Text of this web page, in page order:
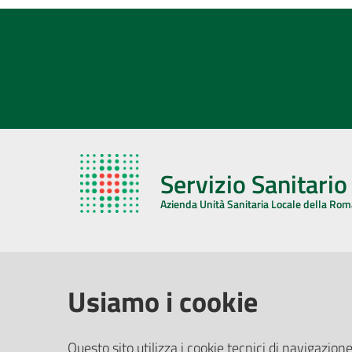
Servizio
Azienda Unità Sanitaria Locale della
Usiamo i cookie
Questo sito utilizza i cookie tecnici di